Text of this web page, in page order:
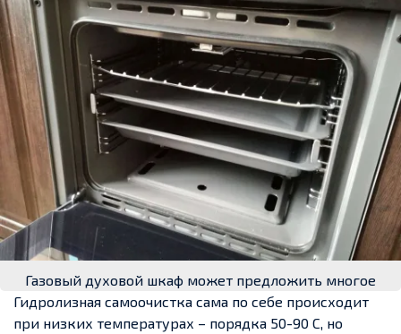
Газовый духовой шкаф может предложить многое
Гидролизная самоочистка сама по себе происходит
при низких температурах – порядка 50-90 С, но